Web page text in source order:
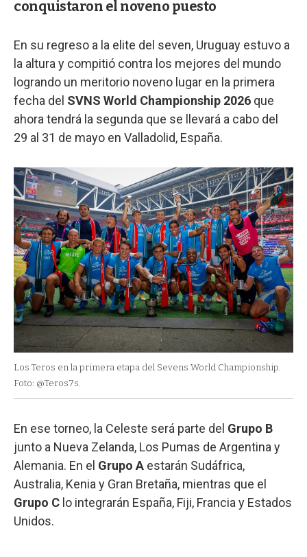
conquistaron el noveno puesto
En su regreso a la elite del seven, Uruguay estuvo a
la altura y compitió contra los mejores del mundo
logrando un meritorio noveno lugar en la primera
fecha del SVNS World Championship 2026 que
ahora tendrá la segunda que se llevará a cabo del
29 al 31 de mayo en Valladolid, España.
Los Teros en la primera etapa del Sevens World Championship.
Foto: @Teros7s.
En ese torneo, la Celeste será parte del Grupo B
junto a Nueva Zelanda, Los Pumas de Argentina y
Alemania. En el Grupo A estarán Sudáfrica,
Australia, Kenia y Gran Bretaña, mientras que el
Grupo C lo integrarán España, Fiji, Francia y Estados
Unidos.